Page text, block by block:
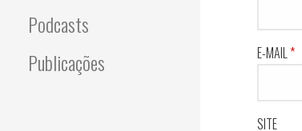
Podcasts
Publicações
E-MAIL*
SITE